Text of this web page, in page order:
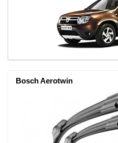
Bosch Aerotwin